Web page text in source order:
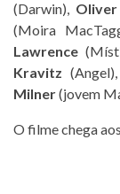
(Darwin),
(Moira
Lawrence
Kravitz (Angel),
Milner(jovem
O filme chega